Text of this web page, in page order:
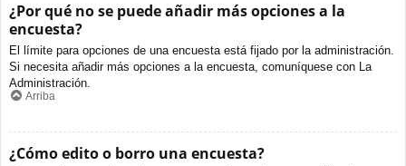
¿Por qué no se puede añadir más opciones a la
encuesta?
El límite para opciones de una encuesta está fijado por la administración.
Si necesita añadir más opciones a la encuesta, comuníquese con La
Administración.
Arriba
¿Cómo edito o borro una encuesta?